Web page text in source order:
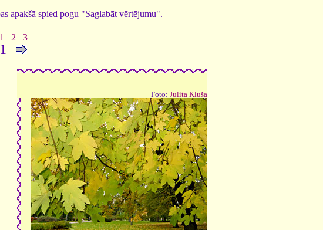
apakšā spied pogu "Saglabāt vērtējumu".
1 2 3
1
Foto: Julita Kluša